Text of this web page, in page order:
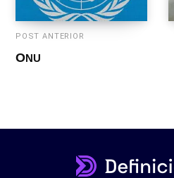
POST ANTERIOR
ONU